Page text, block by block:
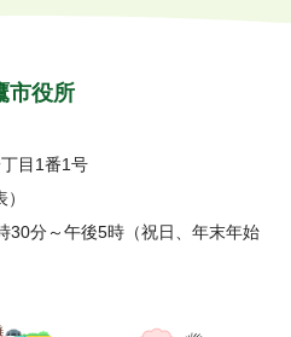
市役所
目1番1号
30分～午後5時（祝日、年末年始